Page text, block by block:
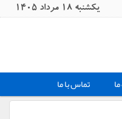
يکشنبه 18 مرداد 1405
تماس با ما